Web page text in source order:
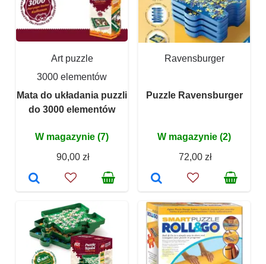
Art puzzle
3000 elementów
Mata do układania puzzli
do 3000 elementów
W magazynie (7)
90,00 zł
Ravensburger
Puzzle Ravensburger
W magazynie (2)
72,00 zł